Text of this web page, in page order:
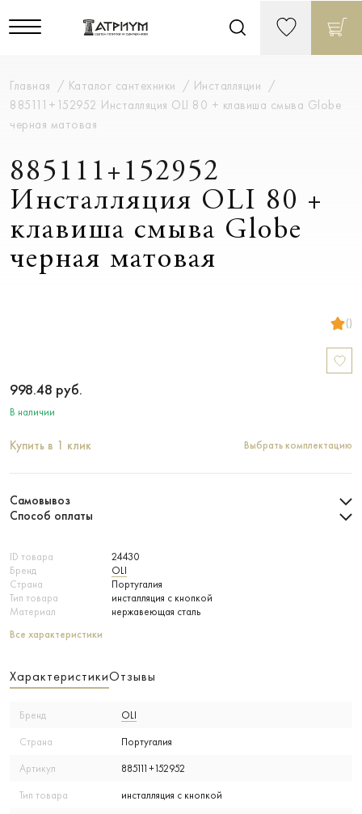
Главная Каталог сантехники
Инсталляции
885111+152952 Инсталляция OLI 80 + клавиша смыва Globe
черная матовая
885111+152952
Инсталляция OLI 80 +
клавиша смыва Globe
черная матовая
()
ID товара
24430
Бренд
OLI
Страна
Португалия
Тип товара
инсталляция с кнопкой
Материал
нержавеющая сталь
Все характеристики
998.48 руб.
В наличии
Купить в 1 клик Выбрать комплектацию
Самовывоз
Способ оплаты
ХарактеристикиОтзывы
Бренд OLI
Страна Португалия
Артикул 885111+152952
Тип товара инсталляция с кнопкой